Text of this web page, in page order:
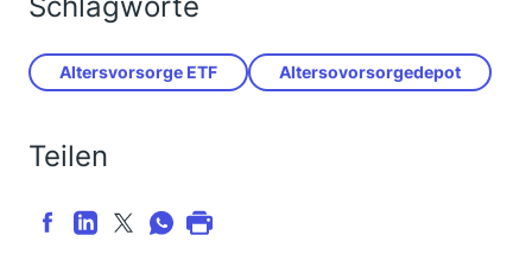
Altersvorsorge ETF Altersovorsorgedepot
Teilen